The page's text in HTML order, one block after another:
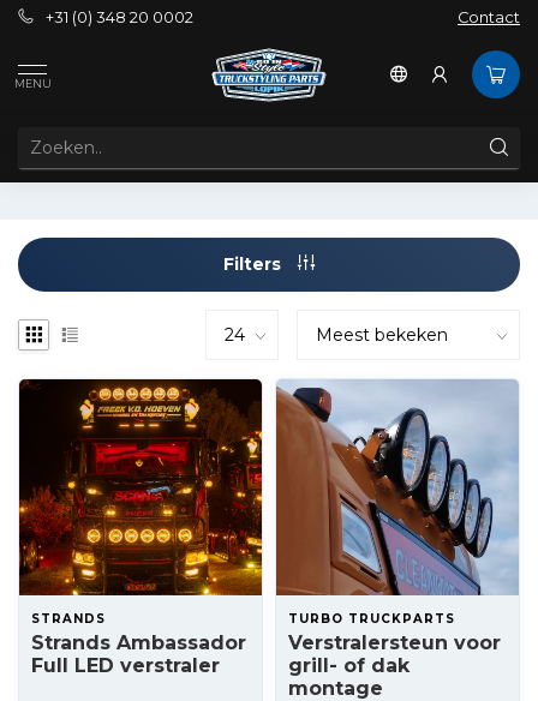
+31 (0) 348 20 0002 Contact
MENU
Filters
STRANDS
Strands Ambassador
Full LED verstraler
TURBO TRUCKPARTS
Verstralersteun voor
grill- of dak
montage